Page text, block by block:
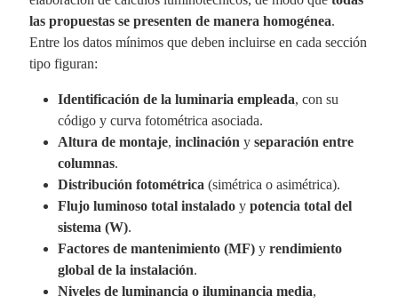
las propuestas se presenten de manera homogénea.
Entre los datos mínimos que deben incluirse en cada sección
tipo figuran:
Identificación de la luminaria empleada, con su
código y curva fotométrica asociada.
Altura de montaje, inclinación y separación entre
columnas.
Distribución fotométrica (simétrica o asimétrica).
Flujo luminoso total instaladoy potencia total del
sistema (W).
Factores de mantenimiento (MF)y rendimiento
global de la instalación.
Niveles de luminancia o iluminancia media,